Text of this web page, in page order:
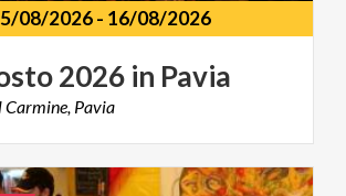
08/2026- 16/08/2026
2026 in Pavia
Carmine, Pavia